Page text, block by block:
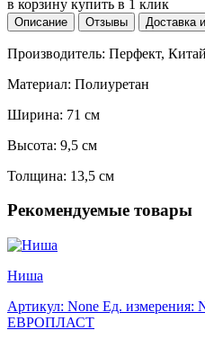
в корзину купить в 1 клик
Описание Отзывы Доставка
Производитель: Перфект, Китай
Материал: Полиуретан
Ширина: 71 см
Высота: 9,5 см
Толщина: 13,5 см
Рекомендуемые товары
Ниша
Артикул: None Ед. измерения:
ЕВРОПЛАСТ